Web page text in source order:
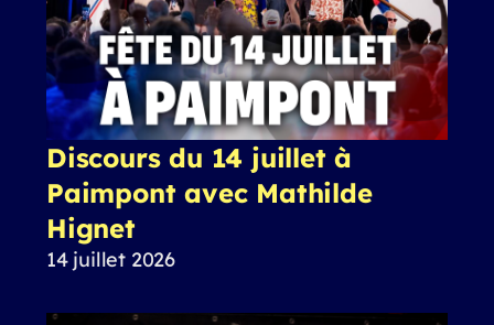
Discours du 14 juillet à
Paimpont avec Mathilde
Hignet
14 juillet 2026